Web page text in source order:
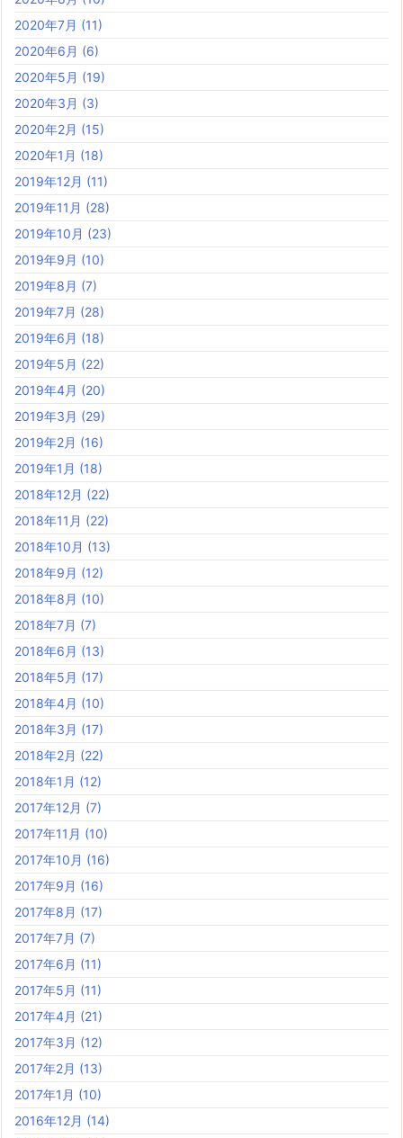
2020年7月 (11)
2020年6月 (6)
2020年5月 (19)
2020年3月 (3)
2020年2月 (15)
2020年1月 (18)
2019年12月 (11)
2019年11月 (28)
2019年10月 (23)
2019年9月 (10)
2019年8月 (7)
2019年7月 (28)
2019年6月 (18)
2019年5月 (22)
2019年4月 (20)
2019年3月 (29)
2019年2月 (16)
2019年1月 (18)
2018年12月 (22)
2018年11月 (22)
2018年10月 (13)
2018年9月 (12)
2018年8月 (10)
2018年7月 (7)
2018年6月 (13)
2018年5月 (17)
2018年4月 (10)
2018年3月 (17)
2018年2月 (22)
2018年1月 (12)
2017年12月 (7)
2017年11月 (10)
2017年10月 (16)
2017年9月 (16)
2017年8月 (17)
2017年7月 (7)
2017年6月 (11)
2017年5月 (11)
2017年4月 (21)
2017年3月 (12)
2017年2月 (13)
2017年1月 (10)
2016年12月 (14)